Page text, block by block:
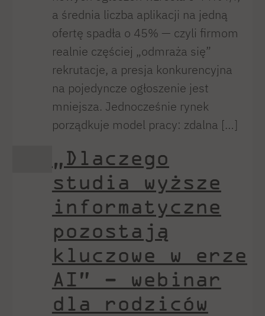
a średnia liczba aplikacji na jedną
ofertę spadła o 45% — czyli firmom
realnie częściej „odmraża się”
rekrutacje, a presja konkurencyjna
na pojedyncze ogłoszenie jest
mniejsza. Jednocześnie rynek
porządkuje model pracy: zdalna […]
„Dlaczego
studia wyższe
informatyczne
pozostają
kluczowe w erze
AI” – webinar
dla rodziców